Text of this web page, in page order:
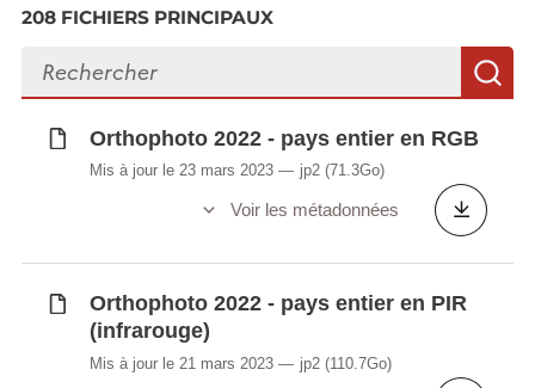
208 FICHIERS PRINCIPAUX
Rechercher des fichiers
Orthophoto 2022 - pays entier en RGB
Mis à jour le 23 mars 2023 jp2 (71.3Go)
Voir les métadonnées
Orthophoto 2022 - pays entier en PIR
(infrarouge)
Mis à jour le 21 mars 2023 jp2 (110.7Go)